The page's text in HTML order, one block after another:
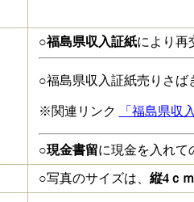
○福島県収入証紙により再
○福島県収入証紙売りさば
※関連リンク 「福島県収
​○現金書留に現金を入れて
○写真のサイズは、 縦4ｃ